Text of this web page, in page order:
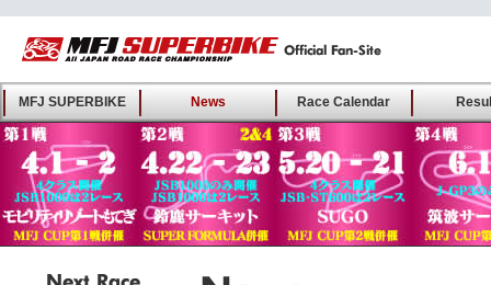
MFJ SUPERBIKE ALL
JAPAN ROAD RACE
CHAMPIONSHIP - Offical
Fan-Site
MFJ SUPERBIKE News Race Calendar